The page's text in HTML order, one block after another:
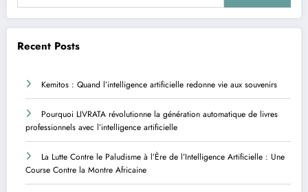
Recent Posts
Kemitos : Quand l’intelligence artificielle redonne vie aux souvenirs
Pourquoi LIVRATA révolutionne la génération automatique de livres
professionnels avec l’intelligence artificielle
La Lutte Contre le Paludisme à l’Ère de l’Intelligence Artificielle : Une
Course Contre la Montre Africaine